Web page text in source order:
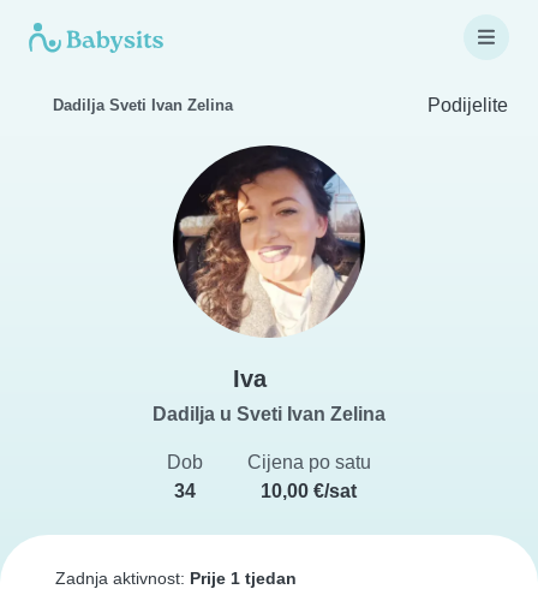
Dadilja Sveti Ivan Zelina Podijelite
Iva
Dadilja u Sveti Ivan Zelina
Dob
34
Cijena po satu
10,00 €/sat
Zadnja aktivnost: Prije 1 tjedan